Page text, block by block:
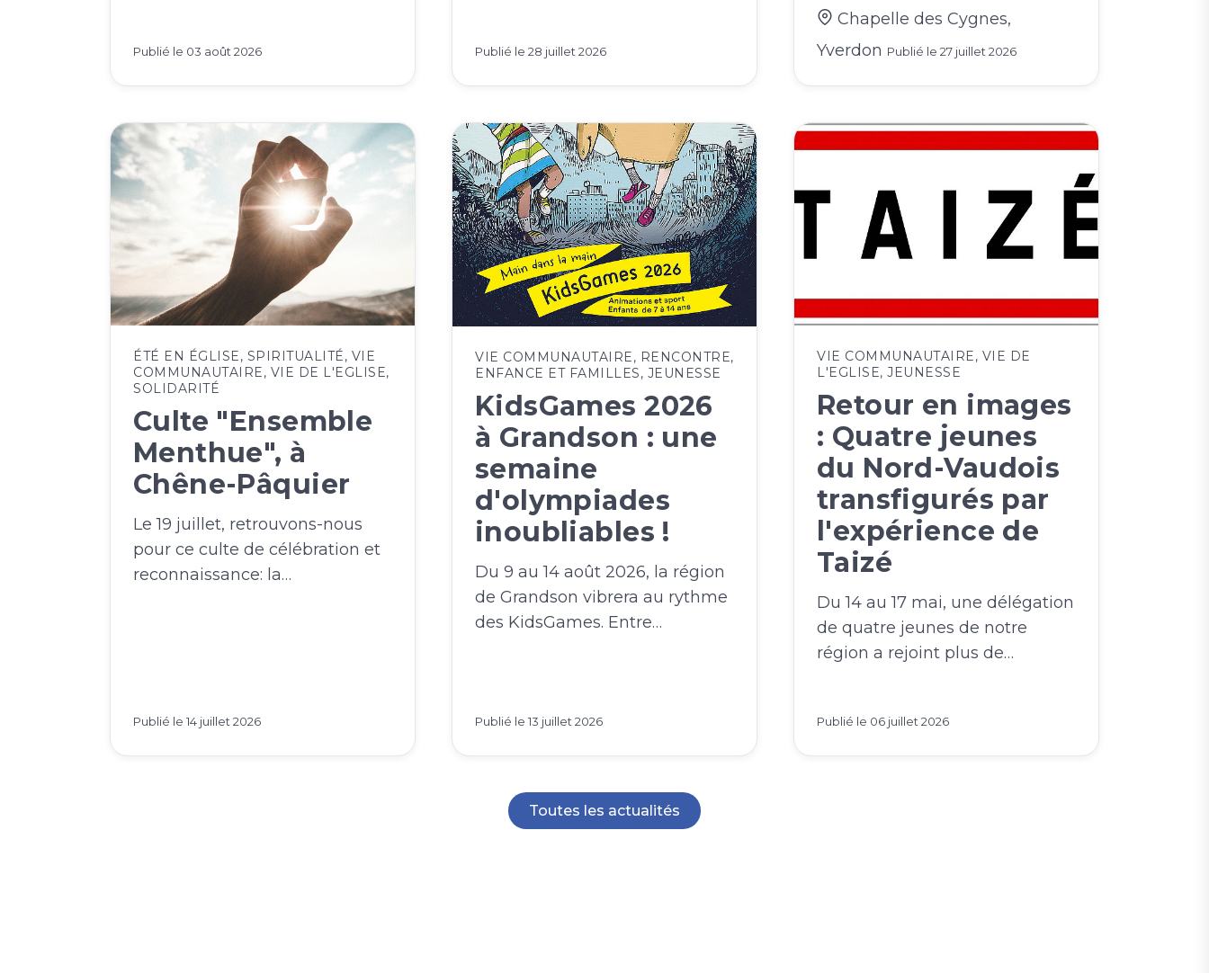
Publié le 03 août 2026 Publié le 28 juillet 2026
Chapelle des Cygnes,
Yverdon
Publié le 27 juillet 2026
ÉTÉ EN ÉGLISE SPIRITUALITÉ VIE
COMMUNAUTAIRE ,VIE DE L'EGLISE
SOLIDARITÉ
Culte "Ensemble
Menthue", à
Chêne-Pâquier
Le 19 juillet, retrouvons-nous
pour ce culte de célébration et
reconnaissance: la…
Publié le 14 juillet 2026
VIE COMMUNAUTAIRE RENCONTRE
ENFANCE ET FAMILLES ,JEUNESSE
KidsGames 2026
à Grandson : une
semaine
d'olympiades
inoubliables !
Du 9 au 14 août 2026, la région
de Grandson vibrera au rythme
des KidsGames. Entre…
Publié le 13 juillet 2026
VIE COMMUNAUTAIRE VIE DE
L'EGLISE,JEUNESSE
Retour en images
: Quatre jeunes
du Nord-Vaudois
transfigurés par
l'expérience de
Taizé
Du 14 au 17 mai, une délégation
de quatre jeunes de notre
région a rejoint plus de…
Publié le 06 juillet 2026
Toutes les actualités